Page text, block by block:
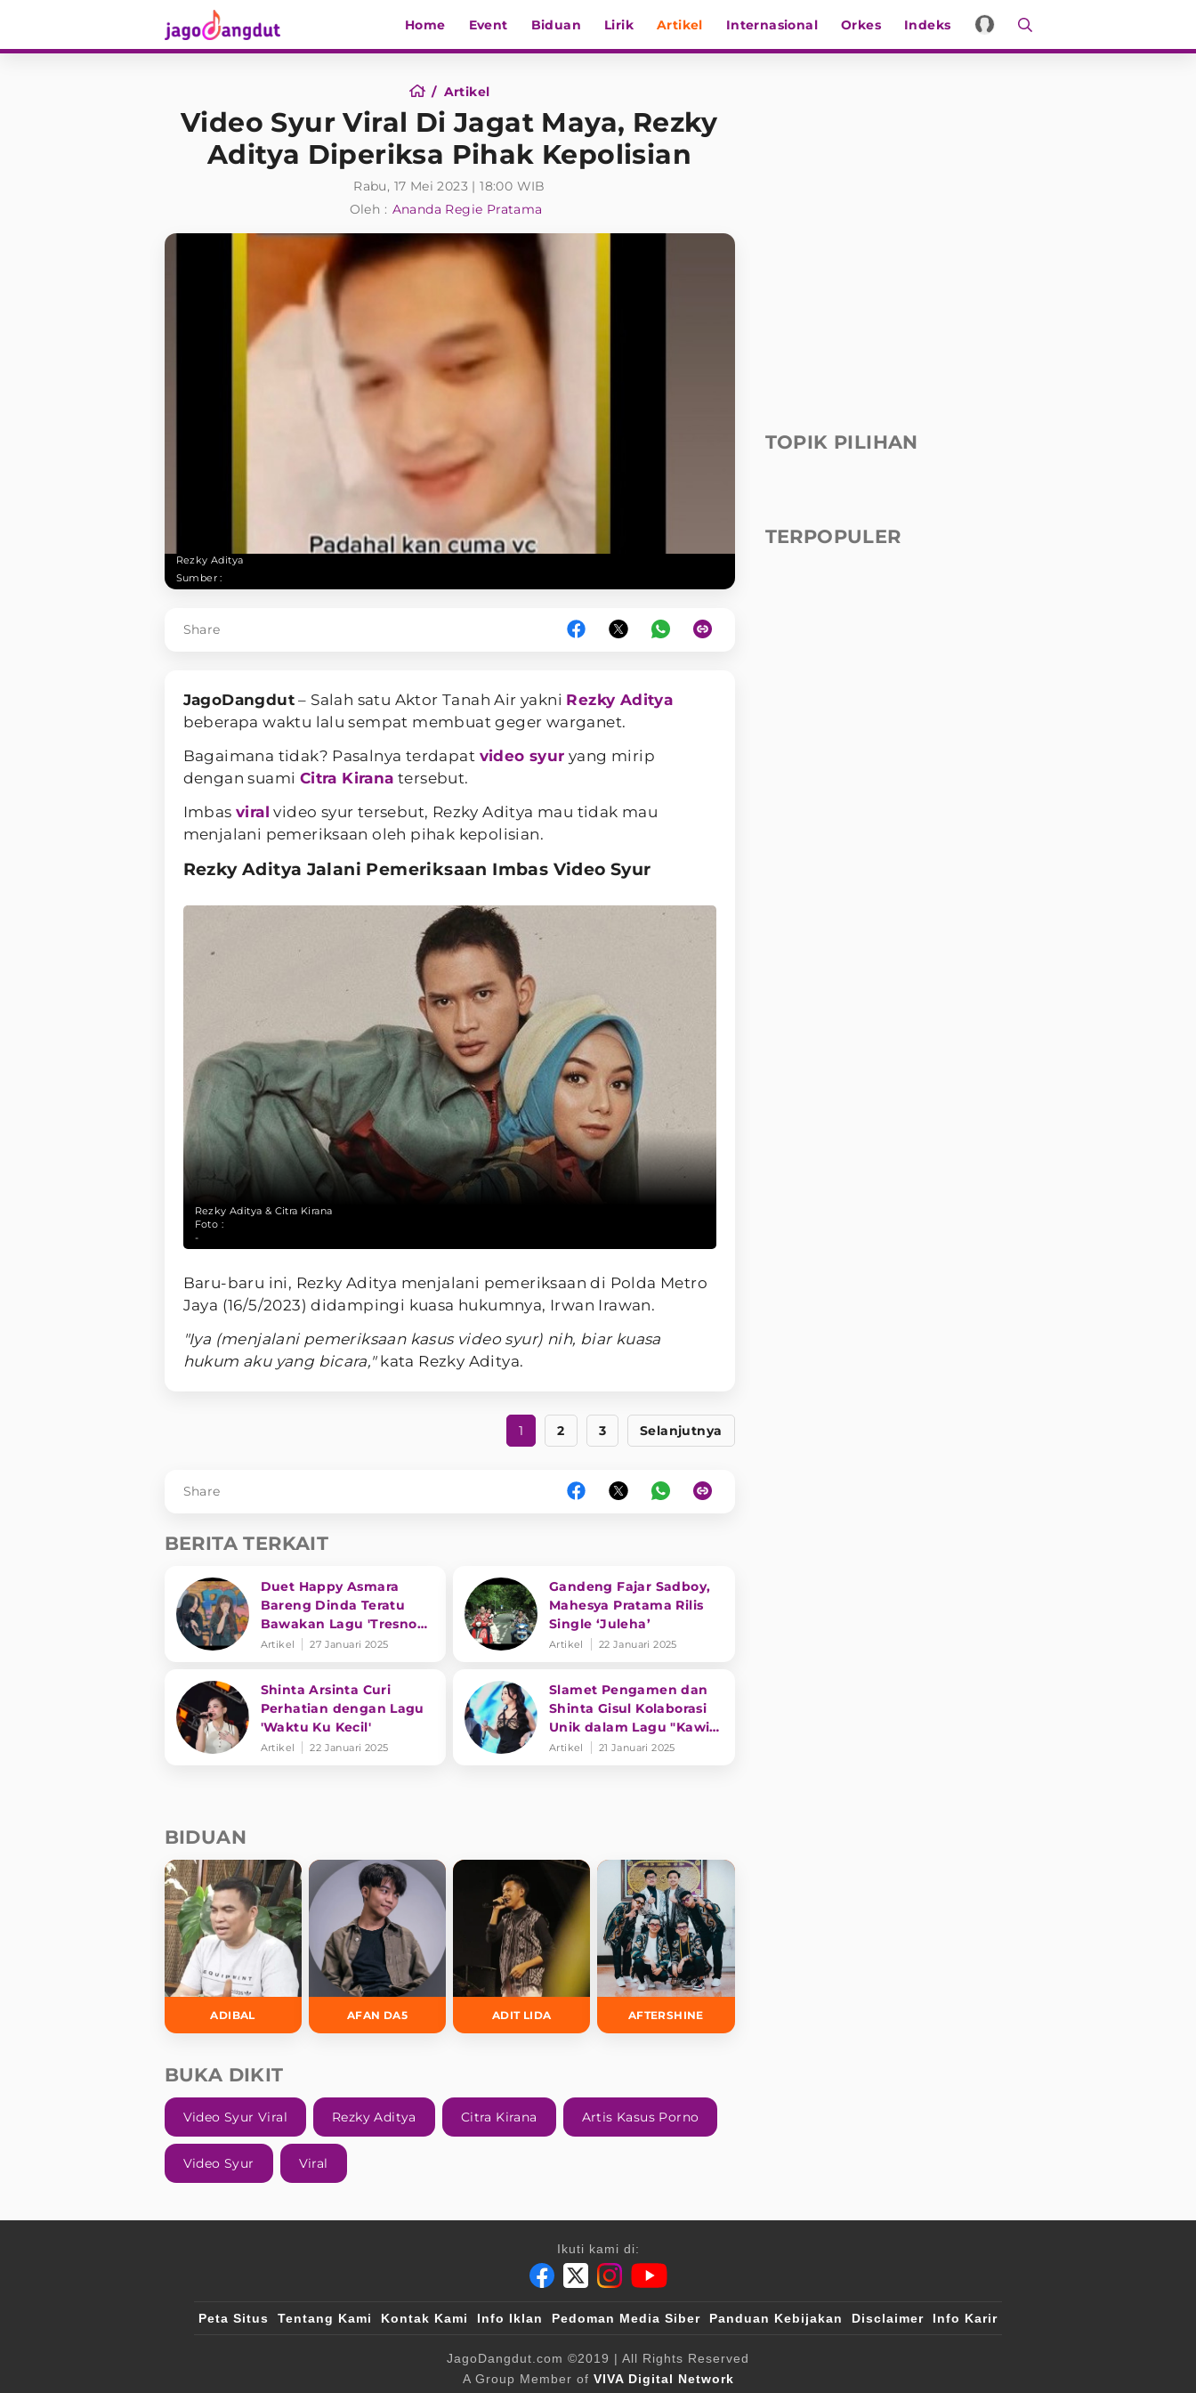
Home Event Biduan Lirik Artikel Internasional Orkes Indeks
Artikel
Video Syur Viral Di Jagat Maya, Rezky
Aditya Diperiksa Pihak Kepolisian
Rabu, 17 Mei 2023 | 18:00 WIB
Oleh : Ananda Regie Pratama
Rezky Aditya
Sumber :
Share
JagoDangdut– Salah satu Aktor Tanah Air yakni Rezky Aditya
beberapa waktu lalu sempat membuat geger warganet.
Bagaimana tidak? Pasalnya terdapat video syur yang mirip
dengan suami Citra Kirana tersebut.
Imbas viral video syur tersebut, Rezky Aditya mau tidak mau
menjalani pemeriksaan oleh pihak kepolisian.
Rezky Aditya Jalani Pemeriksaan Imbas Video Syur
Rezky Aditya & Citra Kirana
Foto :
-
Baru-baru ini, Rezky Aditya menjalani pemeriksaan di Polda Metro
Jaya (16/5/2023) didampingi kuasa hukumnya, Irwan Irawan.
"Iya (menjalani pemeriksaan kasus video syur) nih, biar kuasa
hukum aku yang bicara,"kata Rezky Aditya.
1 2 3 Selanjutnya
Share
BERITA TERKAIT
Duet Happy Asmara
Bareng Dinda Teratu
Bawakan Lagu 'Tresno
Tekane Mati' Trending
Artikel 27 Januari 2025
Gandeng Fajar Sadboy,
Mahesya Pratama Rilis
Single ‘Juleha’
Artikel 22 Januari 2025
Shinta Arsinta Curi
Perhatian dengan Lagu
'Waktu Ku Kecil'
Artikel 22 Januari 2025
Slamet Pengamen dan
Shinta Gisul Kolaborasi
Unik dalam Lagu "Kawin
Kontrak"
Artikel 21 Januari 2025
BIDUAN
ADIBAL AFAN DA5 ADIT LIDA AFTERSHINE
BUKA DIKIT
Video Syur Viral Rezky Aditya Citra Kirana Artis Kasus Porno
Video Syur Viral
TOPIK PILIHAN
TERPOPULER
Ikuti kami di:
Peta Situs Tentang Kami Kontak Kami Info Iklan Pedoman Media Siber Panduan Kebijakan Disclaimer Info Karir
JagoDangdut.com ©2019 | All Rights Reserved
A Group Member of VIVA Digital Network